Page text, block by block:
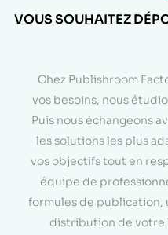
VOUS SOUHAITEZ
Chez Publishroom
vos besoins, nous
Puis nous échangeons
les solutions les plus
vos objectifs tout en
équipe de
formules de publication,
distribution de votre